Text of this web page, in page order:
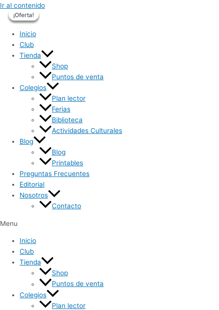
Ir al contenido
Inicio
Club
Tienda
Shop
Puntos de venta
Colegios
Plan lector
Ferias
Biblioteca
Actividades Culturales
Blog
Blog
Printables
Preguntas Frecuentes
Editorial
Nosotros
Contacto
Menu
Inicio
Club
Tienda
Shop
Puntos de venta
Colegios
Plan lector
¡Oferta!
¡Oferta!
¡Oferta!
¡Oferta!